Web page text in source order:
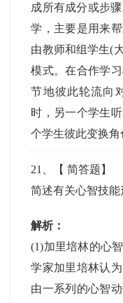
成所有成分或步
学，主要是用来
由教师和组学生(
模式。在合作学
节地彼此轮流向
时，另一个学生
个学生彼此变换角
21 、【简答题 】
简述有关心智技能
解析：
(1)加里培林的心
学家加里培林认
由一系列的心智